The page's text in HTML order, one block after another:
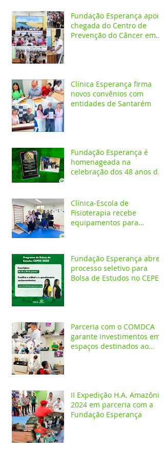
Fundação Esperança apoia
chegada do Centro de
Prevenção do Câncer em
Clínica Esperança firma
novos convênios com
entidades de Santarém
Fundação Esperança é
homenageada na
celebração dos 48 anos da
Clínica-Escola de
Fisioterapia recebe
equipamentos para
Fundação Esperança abre
processo seletivo para
Bolsa de Estudos no CEPES
Parceria com o COMDCA
garante investimentos em
espaços destinados ao
II Expedição H.A. Amazônia
2024 em parceria com a
Fundação Esperança